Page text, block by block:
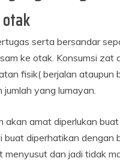
serta bersandar
ke otak. Konsumsi
fisik( berjalan ataupun
yang lumayan.
akan amat diperlukan
buat diperhatikan dengan
dan jadi tidak